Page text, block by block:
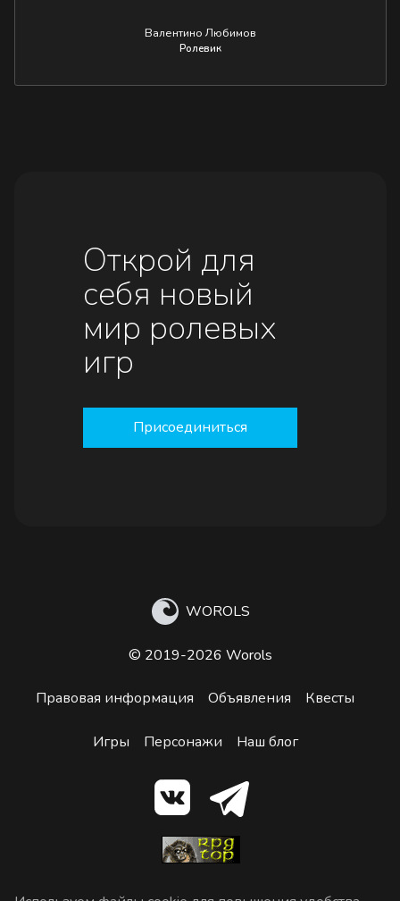
Валентино Любимов
Ролевик
Открой для
себя новый
мир ролевых
игр
Присоединиться
WOROLS
© 2019-2026 Worols
Правовая информация Объявления Квесты
Игры Персонажи Наш блог